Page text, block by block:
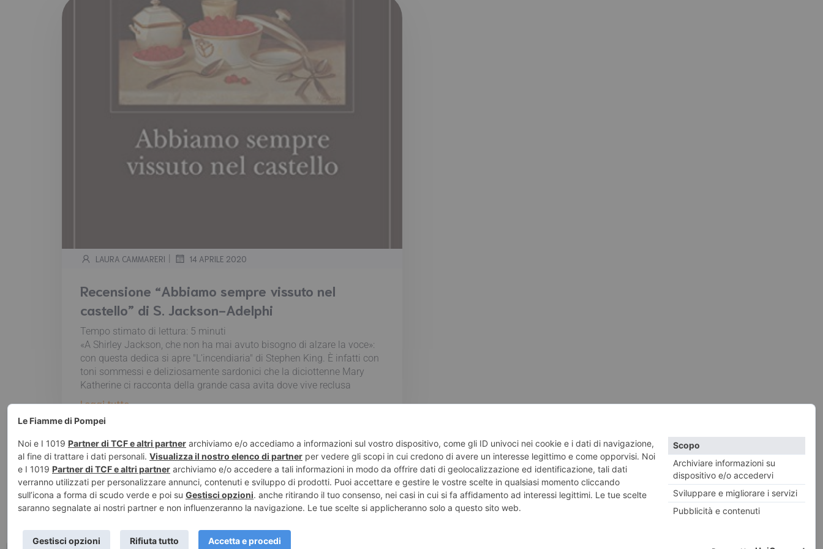
LAURA CAMMARERI | 14 APRILE 2020
Recensione “Abbiamo sempre vissuto nel
castello” di S. Jackson-Adelphi
Tempo stimato di lettura: 5 minuti
«A Shirley Jackson, che non ha mai avuto bisogno di alzare la voce»:
con questa dedica si apre "L’incendiaria" di Stephen King. È infatti con
toni sommessi e deliziosamente sardonici che la diciottenne Mary
Katherine ci racconta della grande casa avita dove vive reclusa
Leggi tutto
© 2026 Le Fiamme di Pompei – Recensioni di libri e articoli sulla scrittura -